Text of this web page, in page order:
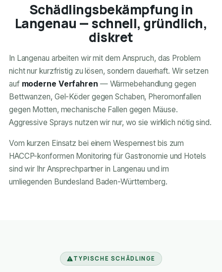
Schädlingsbekämpfung in
Langenau — schnell, gründlich,
diskret
In Langenau arbeiten wir mit dem Anspruch, das Problem
nicht nur kurzfristig zu lösen, sondern dauerhaft. Wir setzen
auf moderne Verfahren — Wärmebehandlung gegen
Bettwanzen, Gel-Köder gegen Schaben, Pheromonfallen
gegen Motten, mechanische Fallen gegen Mäuse.
Aggressive Sprays nutzen wir nur, wo sie wirklich nötig sind.
Vom kurzen Einsatz bei einem Wespennest bis zum
HACCP-konformen Monitoring für Gastronomie und Hotels
sind wir Ihr Ansprechpartner in Langenau und im
umliegenden Bundesland Baden-Württemberg.
TYPISCHE SCHÄDLINGE